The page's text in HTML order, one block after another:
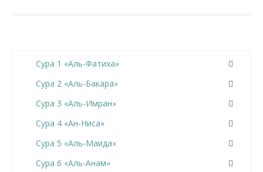
Сура 1 «Аль-Фатиха»
Сура 2 «Аль-Бакара»
Сура 3 «Аль-Имран»
Сура 4 «Ан-Ниса»
Сура 5 «Аль-Маида»
Сура 6 «Аль-Анам»